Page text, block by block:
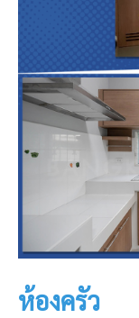
ห้องครัว